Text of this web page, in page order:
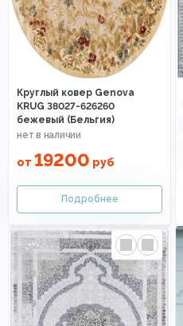
Круглый ковер Genova
KRUG 38027-626260
бежевый (Бельгия)
от 19200 руб